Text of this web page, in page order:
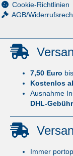
Cookie-Richtlinien
AGB/
7,50 Euro
Kostenlos
Ausnahme
DHL-
Immer